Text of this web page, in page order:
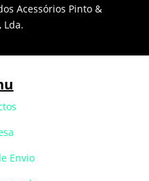
Acessórios Pinto &
Lda.
Envio